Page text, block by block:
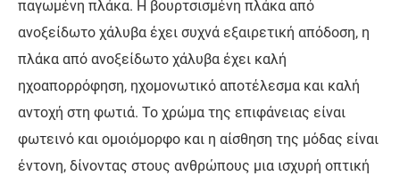
παγωμένη πλάκα. Η βουρτσισμένη πλάκα από
ανοξείδωτο χάλυβα έχει συχνά εξαιρετική απόδοση, η
πλάκα από ανοξείδωτο χάλυβα έχει καλή
ηχοαπορρόφηση, ηχομονωτικό αποτέλεσμα και καλή
αντοχή στη φωτιά. Το χρώμα της επιφάνειας είναι
φωτεινό και ομοιόμορφο και η αίσθηση της μόδας είναι
έντονη, δίνοντας στους ανθρώπους μια ισχυρή οπτική